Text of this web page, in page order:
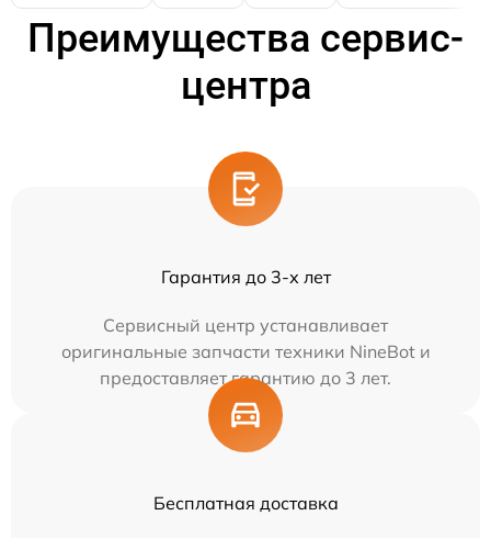
Преимущества сервис-
центра
Гарантия до 3-х лет
Сервисный центр устанавливает
оригинальные запчасти техники NineBot и
предоставляет гарантию до 3 лет.
Бесплатная доставка